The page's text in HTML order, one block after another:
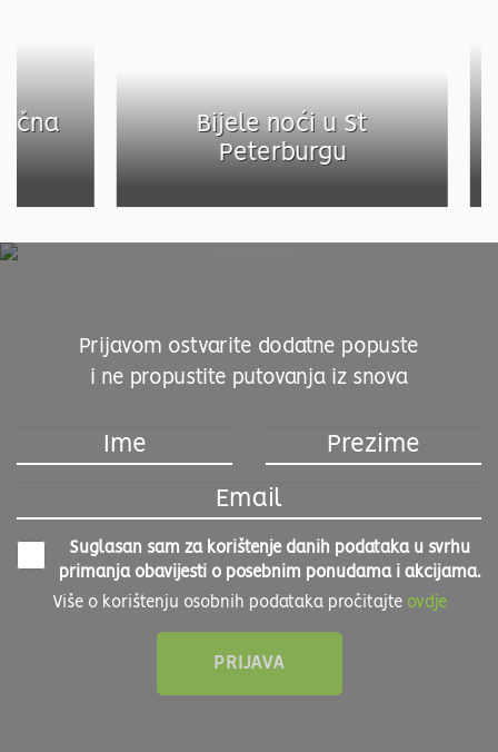
Bijele noći u St
Peterburgu
Prijavom ostvarite dodatne popuste
i ne propustite putovanja iz snova
Suglasan sam za korištenje danih podataka u svrhu
primanja obavijesti o posebnim ponudama i akcijama.
Više o korištenju osobnih podataka pročitajte ovdje